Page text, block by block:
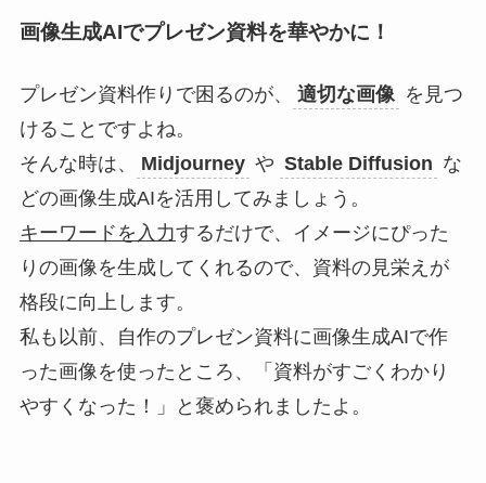
画像生成AIでプレゼン資料を華やかに！
プレゼン資料作りで困るのが、 適切な画像 を見つ
けることですよね。
そんな時は、
Midjourney や Stable Diffusion な
どの画像生成AIを活用してみましょう。
キーワードを入力するだけで、イメージにぴった
りの画像を生成してくれるので、資料の見栄えが
格段に向上します。
私も以前、自作のプレゼン資料に画像生成AIで作
った画像を使ったところ、「資料がすごくわかり
やすくなった！」と褒められましたよ。